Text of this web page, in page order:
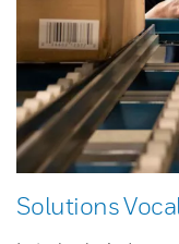
Solutions